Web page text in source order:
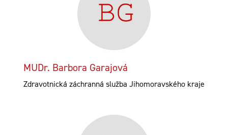
MUDr. Barbora Garajová
Zdravotnická záchranná služba Jihomoravského kraje